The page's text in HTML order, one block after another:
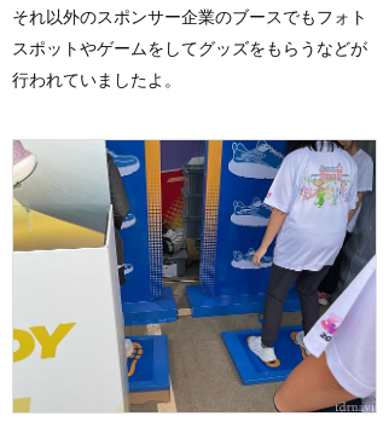
それ以外のスポンサー企業のブースでもフォト
スポットやゲームをしてグッズをもらうなどが
行われていましたよ。